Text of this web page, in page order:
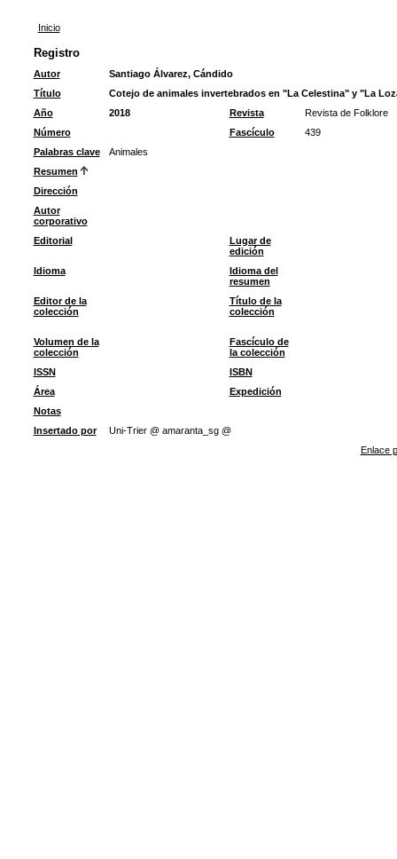
Inicio
Registro
Autor
Santiago Álvarez, Cándido
Título
Cotejo de animales invertebrados en "La Celestina" y "La
Año
2018 Revista
Revista de Folklore
Número
Fascículo
439
Palabras clave
Animales
Resumen
Dirección
Autor
corporativo
Editorial
Lugar de
edición
Idioma
Idioma del
resumen
Editor de la
colección
Título de la
colección
Volumen de la
colección
Fascículo de
la colección
ISSN
ISBN
Área
Expedición
Notas
Insertado por
Uni-Trier @ amaranta_sg @
Enlace